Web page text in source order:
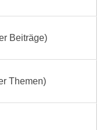
Beiträge)
Themen)